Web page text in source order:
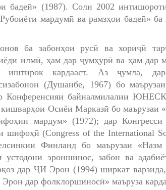
бадеӣ» (1987). Соли 2002
мардумӣ ва рамзҳои бадеӣ» ба
ба забонҳои русӣ ва хориҷӣ
илмӣ, ҳам дар ҷумҳурӣ ва ҳам дар
иштирок кардааст. Аз ҷумла,
(Душанбе, 1967) бо
Конференсияи байналмилалии
Осиёи Марказӣ бо маърузаи
мардум» (1972); дар Конгресси
шифоҳӣ (Congress of the International
Финланд бо маърузаи «Назм
устодони эроншинос, забон ва
дар ҶИ Эрон (1994) ширкат
дар фолклоршиносӣ» маъруза